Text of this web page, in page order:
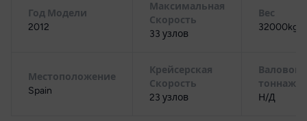
Год Модели
2012
Максимальная
Скорость
33 узлов
Вес
32000kg/
Местоположение
Spain
Крейсерская
Скорость
23 узлов
Валовой
тоннаж
Н/Д